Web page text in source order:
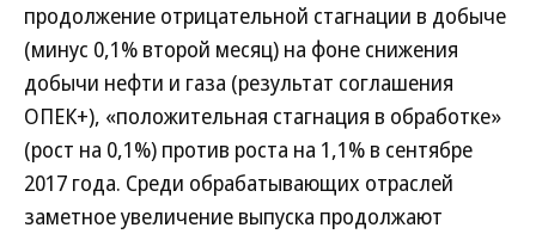
продолжение отрицательной стагнации в добыче
(минус 0,1% второй месяц) на фоне снижения
добычи нефти и газа (результат соглашения
ОПЕК+), «положительная стагнация в обработке»
(рост на 0,1%) против роста на 1,1% в сентябре
2017 года. Среди обрабатывающих отраслей
заметное увеличение выпуска продолжают